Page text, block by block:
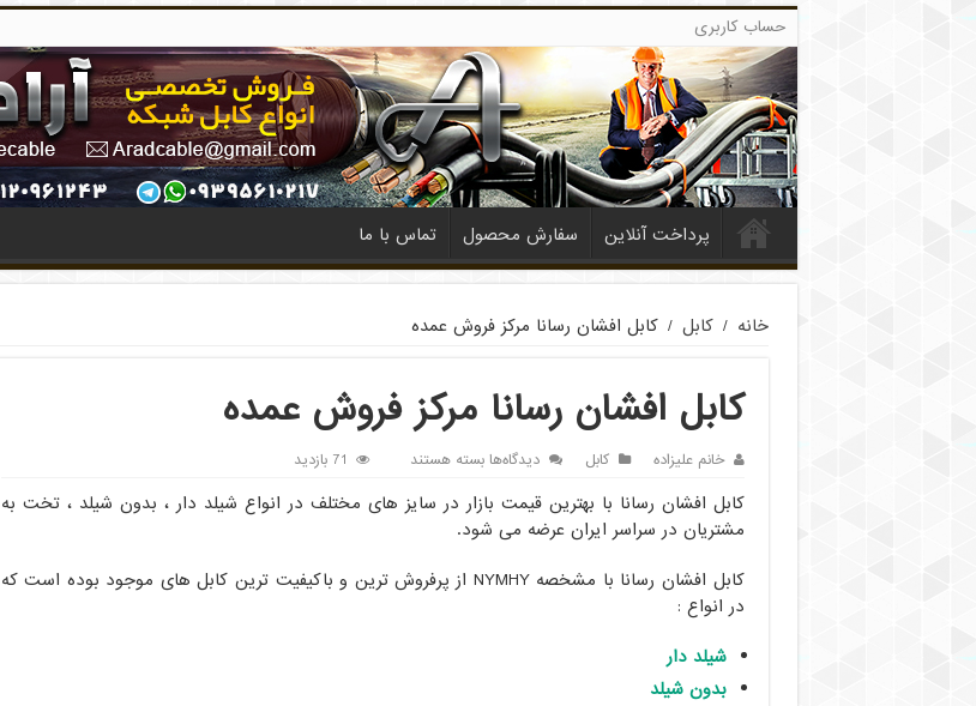
حساب کاربری
پرداخت آنلاین سفارش محصول تماس با ما
خانه / کابل / کابل افشان رسانا مرکز فروش عمده
کابل افشان رسانا مرکز فروش عمده
خانم علیزاده کابل دیدگاه‌هابرای
افشان
رسانا
مرکز
عمده
بسته هستند 71 بازدید
کابل افشان رسانا با بهترین قیمت بازار در سایز های مختلف در انواع شیلد دار ، بدون شیلد ، تخت به
مشتریان در سراسر ایران عرضه می شود.
کابل افشان رسانا با مشخصه NYMHY از پرفروش ترین و باکیفیت ترین کابل های موجود بوده است که
در انواع :
شیلد دار
بدون شیلد